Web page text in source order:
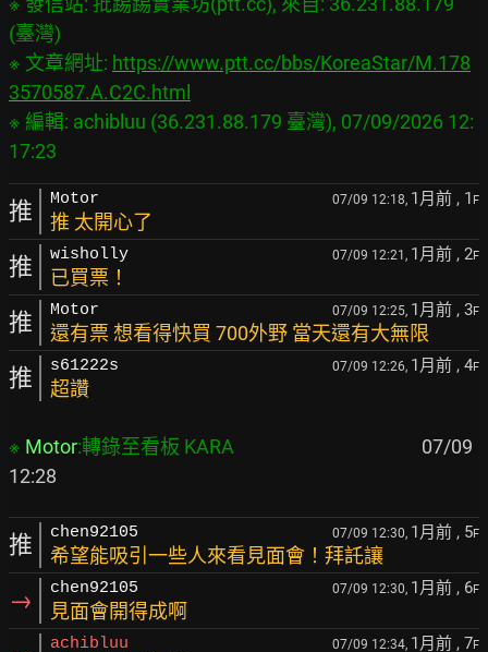
(臺灣)
※ 文章網址: https://www.ptt.cc/bbs/KoreaStar/M.178
3570587.A.C2C.html
※ 編輯: achibluu (36.231.88.179 臺灣), 07/09/2026 12:
推 Motor 07/09 12:18, 1月前 , 1 F
推 太開心了
推 wisholly 07/09 12:21, 1月前 , 2F
已買票！
推 Motor 07/09 12:25, 1月前 , 3F
還有票 想看得快買 700外野 當天還有大無限
推 s61222s 07/09 12:26, 1月前 , 4F
超讚
※ Motor:轉錄至看板 KARA
                                           07/09
推 chen92105 07/09 12:30, 1月前 , 5F
希望能吸引一些人來看見面會！拜託讓
→ chen92105 07/09 12:30, 1月前 , 6F
見面會開得成啊
achibluu 07/09 12:34, 1月前 , 7F